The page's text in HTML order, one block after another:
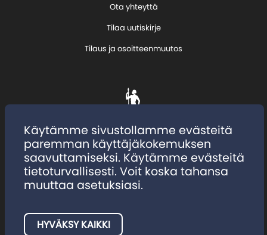
Ota yhteyttä
Tilaa uutiskirje
Tilaus ja osoitteenmuutos
Käytämme sivustollamme evästeitä
paremman käyttäjäkokemuksen
saavuttamiseksi. Käytämme evästeitä
tietoturvallisesti. Voit koska tahansa
muuttaa asetuksiasi.
HYVÄKSY KAIKKI